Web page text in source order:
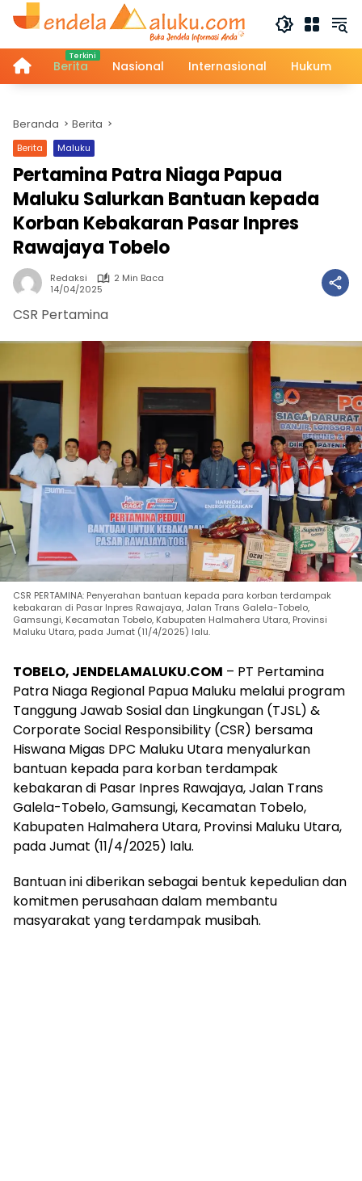
Langsung
HomeBerita Nasional Internasional Hukum
Beranda Berita
Berita Maluku
Pertamina Patra Niaga Papua
Maluku Salurkan Bantuan kepada
Korban Kebakaran Pasar Inpres
Rawajaya Tobelo
Redaksi
2 Min Baca
14/04/2025
CSR Pertamina
CSR PERTAMINA: Penyerahan bantuan kepada para korban terdampak
kebakaran di Pasar Inpres Rawajaya, Jalan Trans Galela-Tobelo,
Gamsungi, Kecamatan Tobelo, Kabupaten Halmahera Utara, Provinsi
Maluku Utara, pada Jumat (11/4/2025) lalu.
TOBELO, JENDELAMALUKU.COM – PT Pertamina
Patra Niaga Regional Papua Maluku melalui program
Tanggung Jawab Sosial dan Lingkungan (TJSL) &
Corporate Social Responsibility (CSR) bersama
Hiswana Migas DPC Maluku Utara menyalurkan
bantuan kepada para korban terdampak
kebakaran di Pasar Inpres Rawajaya, Jalan Trans
Galela-Tobelo, Gamsungi, Kecamatan Tobelo,
Kabupaten Halmahera Utara, Provinsi Maluku Utara,
pada Jumat (11/4/2025) lalu.
Bantuan ini diberikan sebagai bentuk kepedulian dan
komitmen perusahaan dalam membantu
masyarakat yang terdampak musibah.